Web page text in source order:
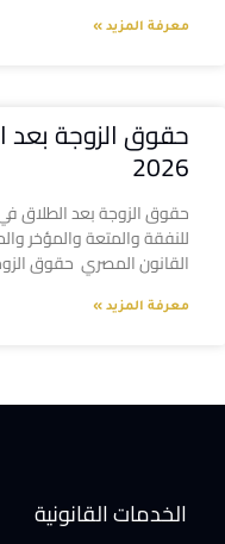
معرفة المزيد »
حقوق الزوجة بعد
2026
للنفقة والمتعة والمؤخر
القانون المصري حقوق
معرفة المزيد »
الخدمات القانونية